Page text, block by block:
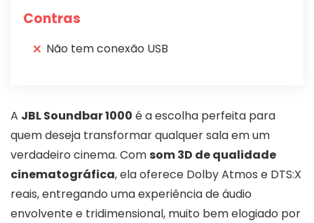
Contras
Não tem conexão USB
A JBL Soundbar 1000 é a escolha perfeita para
quem deseja transformar qualquer sala em um
verdadeiro cinema. Comsom 3D de qualidade
cinematográfica, ela oferece Dolby Atmos e DTS:X
reais, entregando uma experiência de áudio
envolvente e tridimensional, muito bem elogiado por